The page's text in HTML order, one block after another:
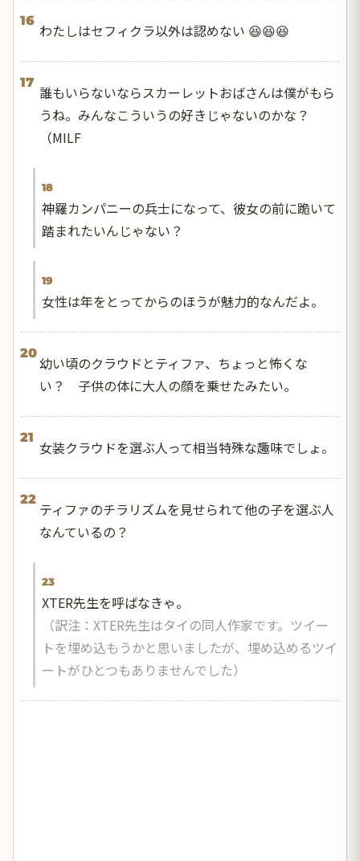
16
わたしはセフィクラ以外は認めない 😆😆😆
17
誰もいらないならスカーレットおばさんは僕がもら
うね。みんなこういうの好きじゃないのかな？
（MILF
18
神羅カンパニーの兵士になって、彼女の前に跪いて
踏まれたいんじゃない？
19
女性は年をとってからのほうが魅力的なんだよ。
20
幼い頃のクラウドとティファ、ちょっと怖くな
い？ 子供の体に大人の顔を乗せたみたい。
21
女装クラウドを選ぶ人って相当特殊な趣味でしょ。
22
ティファのチラリズムを見せられて他の子を選ぶ人
なんているの？
23
XTER先生を呼ばなきゃ。
（訳注：XTER先生はタイの同人作家です。ツイー
トを埋め込もうかと思いましたが、埋め込めるツイ
ートがひとつもありませんでした）